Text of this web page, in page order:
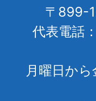
〒899-
代表電話
月曜日か